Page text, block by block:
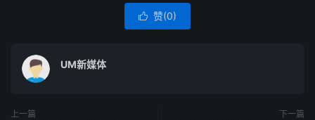
 赞(0)
UM新媒体
上一篇 下一篇